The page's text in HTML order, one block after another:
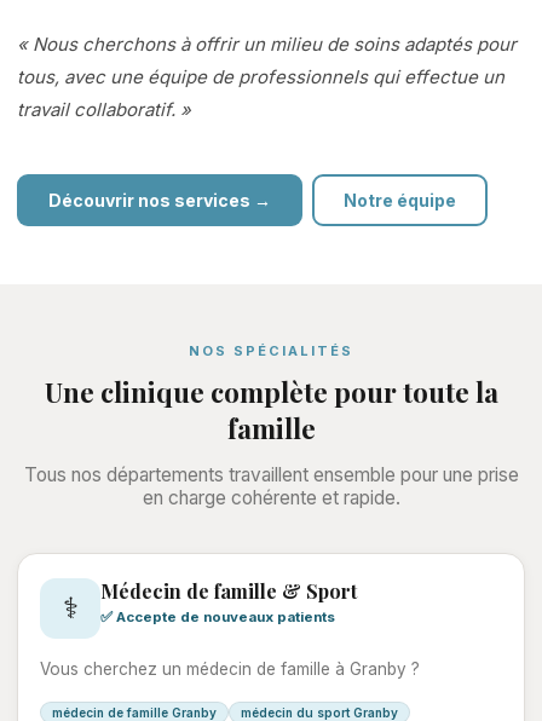
« Nous cherchons à offrir un milieu de soins adaptés pour
tous, avec une équipe de professionnels qui effectue un
travail collaboratif. »
Découvrir nos services → Notre équipe
NOS SPÉCIALITÉS
Une clinique complète pour toute la
famille
Tous nos départements travaillent ensemble pour une prise
en charge cohérente et rapide.
⚕️ Médecin de famille & Sport
✅ Accepte de nouveaux patients
Vous cherchez un médecin de famille à Granby ?
médecin de famille Granby
médecin du sport Granby